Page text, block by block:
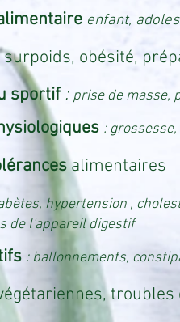
enfant,
surpoids, obésité,
sportif : prise de masse,
:
alimentaires
hypertension
l'appareil digestif
: ballonnements,
,